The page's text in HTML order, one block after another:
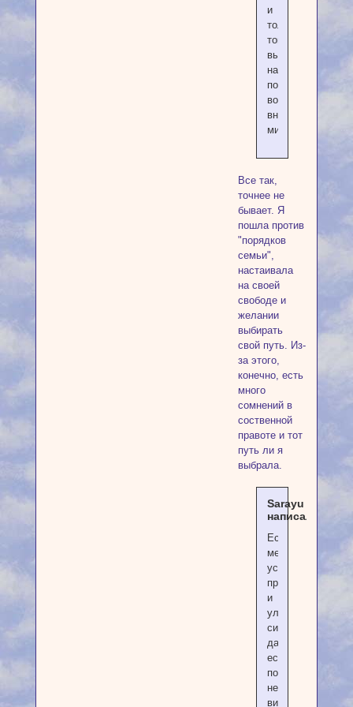
и
только
тогда
вы
найдете
поддержку
во
внешнем
мире.
Все так,
точнее не
бывает. Я
пошла против
"порядков
семьи",
настаивала
на своей
свободе и
желании
выбирать
свой путь. Из-
за этого,
конечно, есть
много
сомнений в
соственной
правоте и тот
путь ли я
выбрала.
Sarayu
написал(а):
Есть
медленный,
устойчивый
прогресс
и
улучшение
ситуации,
даже
если
пока
не
видна